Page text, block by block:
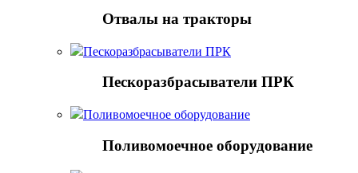
Отвалы на тракторы
Пескоразбрасыватели ПРК
Пескоразбрасыватели ПРК
Поливомоечное оборудование
Поливомоечное оборудование